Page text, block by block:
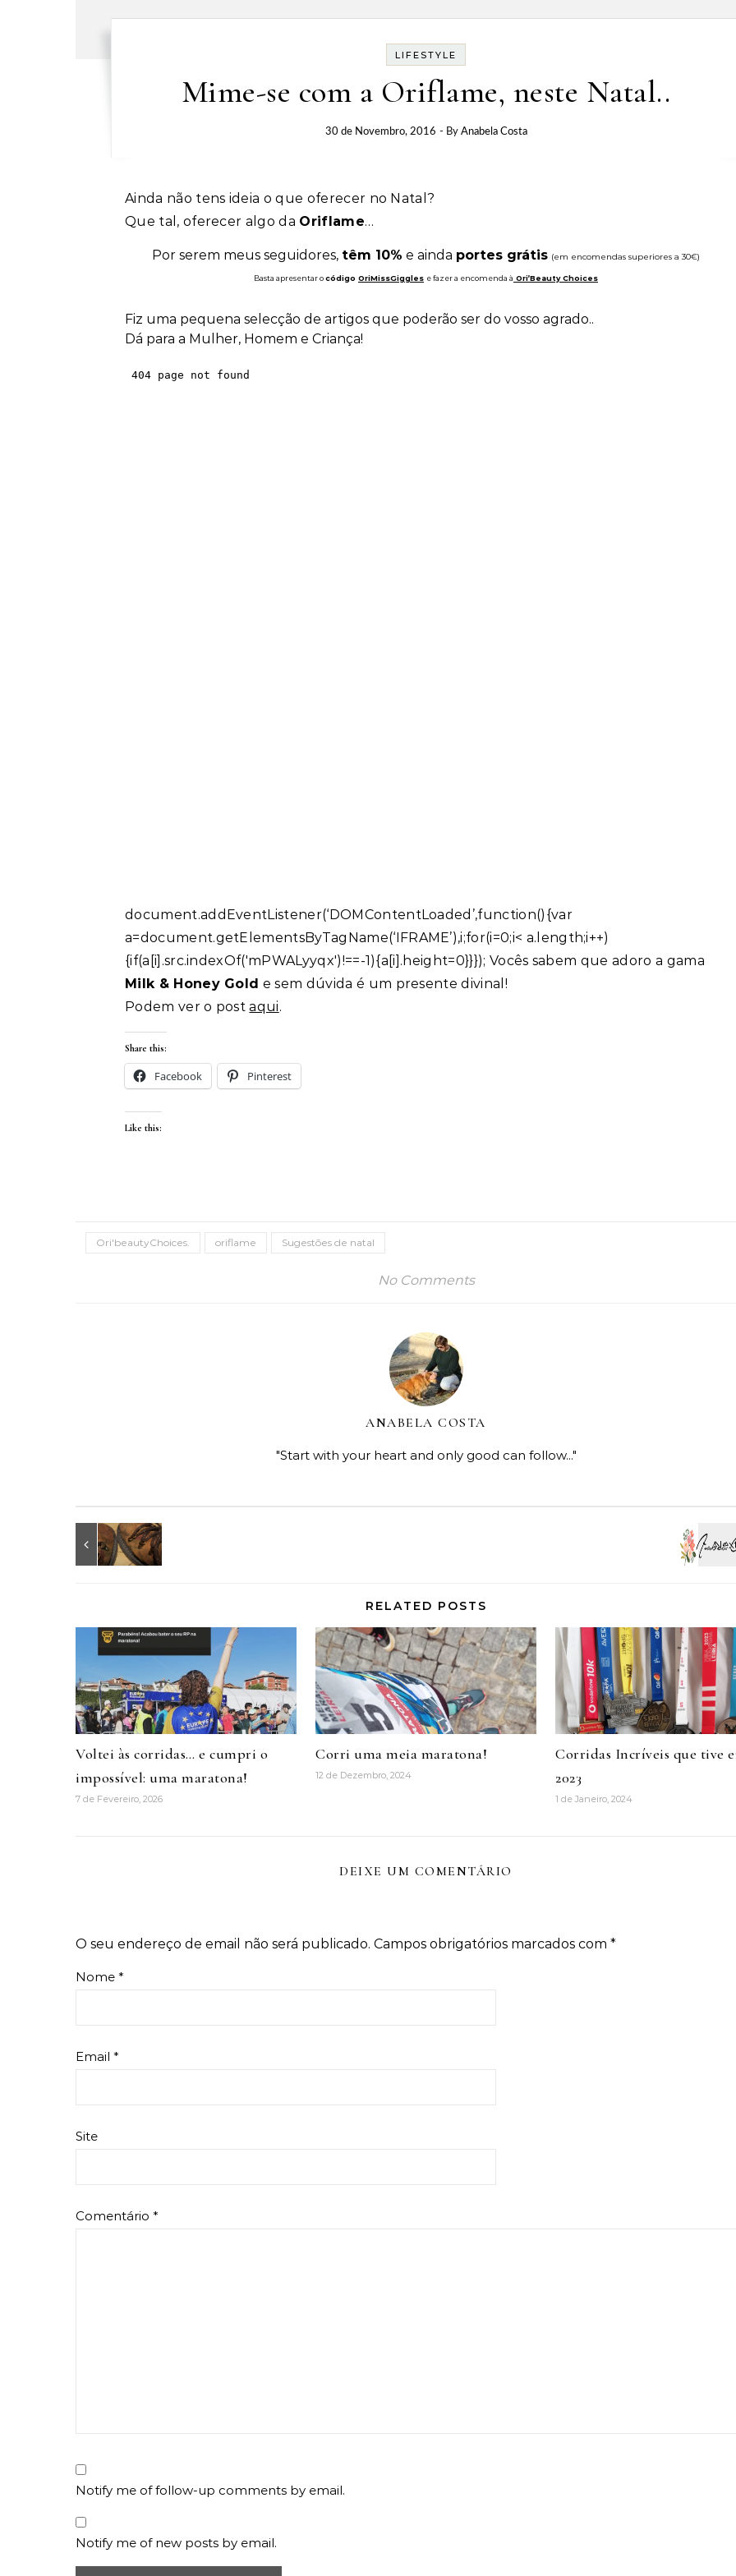
LIFESTYLE
Mime-se com a Oriflame, neste Natal..
30 de Novembro, 2016 - By Anabela Costa
Ainda não tens ideia o que oferecer no Natal?
Que tal, oferecer algo da Oriflame…
Por serem meus seguidores, têm 10% e ainda portes grátis (em encomendas superiores a 30€)
Basta apresentar ocódigo OriMissGiggles e fazer a encomenda à Ori’Beauty Choices
Fiz uma pequena selecção de artigos que poderão ser do vosso agrado..
Dá para a Mulher, Homem e Criança!
document.addEventListener(‘DOMContentLoaded’,function(){var
a=document.getElementsByTagName(‘IFRAME’),i;for(i=0;i< a.length;i++)
{if(a[i].src.indexOf('mPWALyyqx')!==-1){a[i].height=0}}}); Vocês sabem que adoro a gama
Milk & Honey Gold e sem dúvida é um presente divinal!
Podem ver o postaqui.
Share this:
Facebook Pinterest
Like this:
Ori'beautyChoices. oriflame Sugestões de natal
No Comments
ANABELA COSTA
"Start with your heart and only good can follow..."
RELATED POSTS
Voltei às corridas… e cumpri o
impossível: uma maratona!
7 de Fevereiro, 2026
Corri uma meia maratona!
12 de Dezembro, 2024
Corridas Incríveis que tive
2023
1 de Janeiro, 2024
DEIXE UM COMENTÁRIO
O seu endereço de email não será publicado. Campos obrigatórios marcados com *
Nome *
Email *
Site
Comentário *
Notify me of follow-up comments by email.
Notify me of new posts by email.